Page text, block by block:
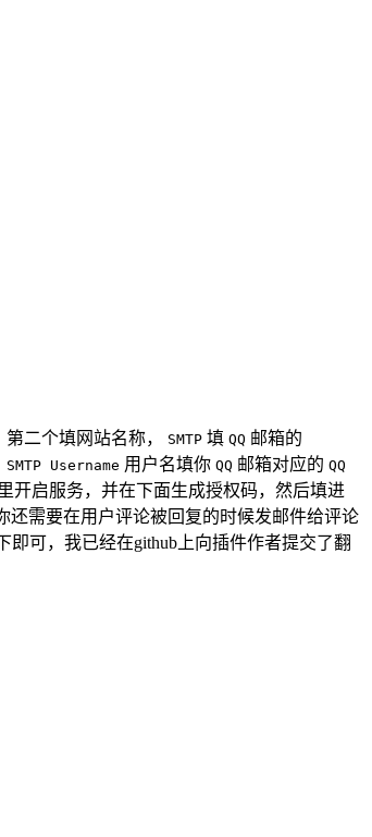
二个填网站名称， SMTP 填 QQ 邮箱的
SMTP Username 用户名填你 QQ 邮箱对应的 QQ
开启服务，并在下面生成授权码，然后填进
需要在用户评论被回复的时候发邮件给评论
即可，我已经在github上向插件作者提交了翻